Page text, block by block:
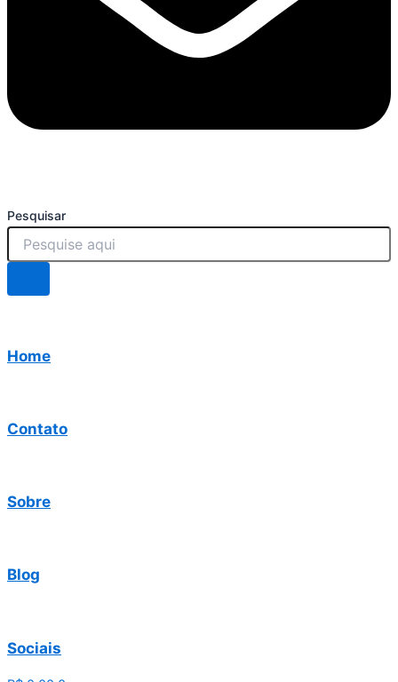
Pesquisar
Home
Contato
Sobre
Blog
Sociais